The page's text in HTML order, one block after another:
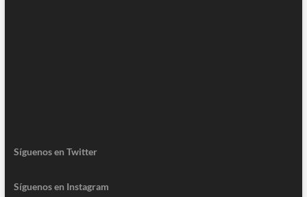
Síguenos en Twitter
Síguenos en Instagram